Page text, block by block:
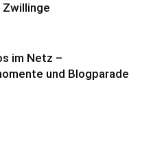
im Netz –
und Blogparade